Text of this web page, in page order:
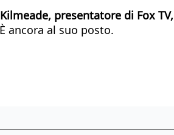
presentatore di Fox
ancora al suo posto.